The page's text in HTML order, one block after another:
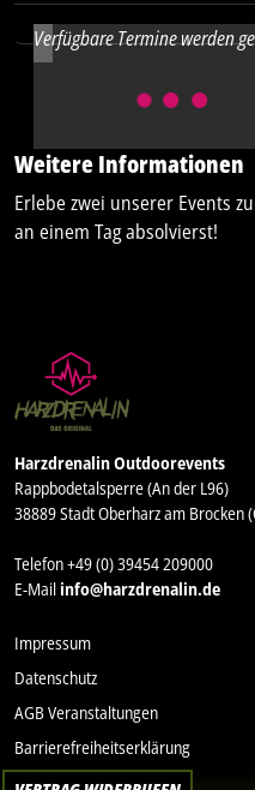
Verfügbare Termine werden
Weitere Informationen
Erlebe zwei unserer Events
an einem Tag absolvierst!
Harzdrenalin Outdoorevents
Rappbodetalsperre (An der L96)
38889 Stadt Oberharz am Brocken
Telefon +49 (0) 39454 209000
E-Mail info@harzdrenalin.de
Impressum
Datenschutz
AGB Veranstaltungen
Barrierefreiheitserklärung